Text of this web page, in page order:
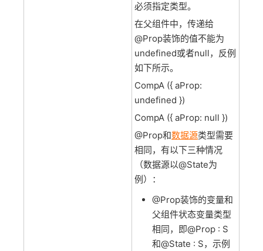
必须指定类型。
在父组件中，传递给
@Prop装饰的值不能为
undefined或者null，反例
如下所示。
CompA ({ aProp:
undefined })
CompA ({ aProp: null })
@Prop和数据源类型需要
相同，有以下三种情况
（数据源以@State为
例）：
@Prop装饰的变量和
父组件状态变量类型
相同，即@Prop : S
和@State : S，示例